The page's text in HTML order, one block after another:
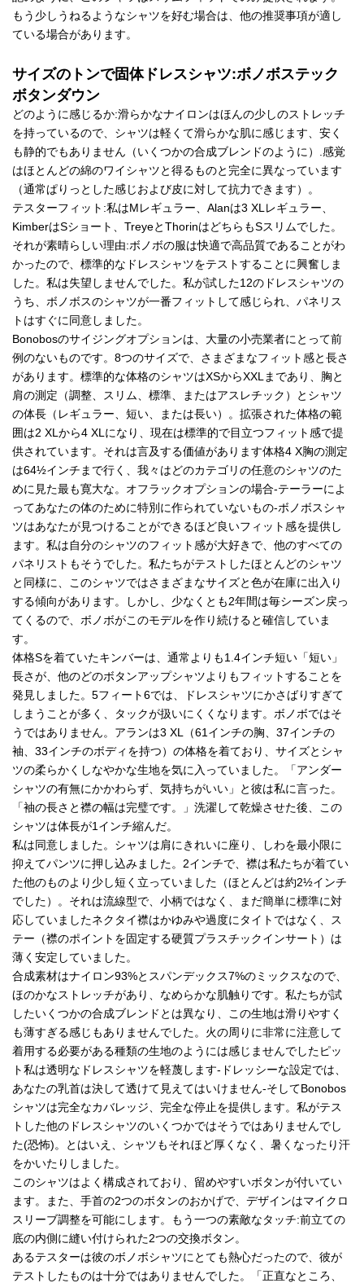
もう少しうねるようなシャツを好む場合は、他の推奨事項が適し
ている場合があります。
サイズのトンで固体ドレスシャツ:ボノボステック
ボタンダウン
どのように感じるか:滑らかなナイロンはほんの少しのストレッチ
を持っているので、シャツは軽くて滑らかな肌に感じます、安く
も静的でもありません（いくつかの合成ブレンドのように）.感覚
はほとんどの綿のワイシャツと得るものと完全に異なっています
（通常ぱりっとした感じおよび皮に対して抗力できます）。
テスターフィット:私はMレギュラー、Alanは3 XLレギュラー、
KimberはSショート、TreyeとThorinはどちらもSスリムでした。
それが素晴らしい理由:ボノボの服は快適で高品質であることがわ
かったので、標準的なドレスシャツをテストすることに興奮しま
した。私は失望しませんでした。私が試した12のドレスシャツの
うち、ボノボスのシャツが一番フィットして感じられ、パネリス
トはすぐに同意しました。
Bonobosのサイジングオプションは、大量の小売業者にとって前
例のないものです。8つのサイズで、さまざまなフィット感と長さ
があります。標準的な体格のシャツはXSからXXLまであり、胸と
肩の測定（調整、スリム、標準、またはアスレチック）とシャツ
の体長（レギュラー、短い、または長い）。拡張された体格の範
囲は2 XLから4 XLになり、現在は標準的で目立つフィット感で提
供されています。それは言及する価値があります体格4 X胸の測定
は64½インチまで行く、我々はどのカテゴリの任意のシャツのた
めに見た最も寛大な。オフラックオプションの場合-テーラーによ
ってあなたの体のために特別に作られていないもの-ボノボスシャ
ツはあなたが見つけることができるほど良いフィット感を提供し
ます。私は自分のシャツのフィット感が大好きで、他のすべての
パネリストもそうでした。私たちがテストしたほとんどのシャツ
と同様に、このシャツではさまざまなサイズと色が在庫に出入り
する傾向があります。しかし、少なくとも2年間は毎シーズン戻っ
てくるので、ボノボがこのモデルを作り続けると確信していま
す。
体格Sを着ていたキンバーは、通常よりも1.4インチ短い「短い」
長さが、他のどのボタンアップシャツよりもフィットすることを
発見しました。5フィート6では、ドレスシャツにかさばりすぎて
しまうことが多く、タックが扱いにくくなります。ボノボではそ
うではありません。アランは3 XL（61インチの胸、37インチの
袖、33インチのボディを持つ）の体格を着ており、サイズとシャ
ツの柔らかくしなやかな生地を気に入っていました。「アンダー
シャツの有無にかかわらず、気持ちがいい」と彼は私に言った。
「袖の長さと襟の幅は完璧です。」洗濯して乾燥させた後、この
シャツは体長が1インチ縮んだ。
私は同意しました。シャツは肩にきれいに座り、しわを最小限に
抑えてパンツに押し込みました。2インチで、襟は私たちが着てい
た他のものより少し短く立っていました（ほとんどは約2½インチ
でした）。それは流線型で、小柄ではなく、まだ簡単に標準に対
応していましたネクタイ襟はかゆみや過度にタイトではなく、ス
テー（襟のポイントを固定する硬質プラスチックインサート）は
薄く安定していました。
合成素材はナイロン93%とスパンデックス7%のミックスなので、
ほのかなストレッチがあり、なめらかな肌触りです。私たちが試
したいくつかの合成ブレンドとは異なり、この生地は滑りやすく
も薄すぎる感じもありませんでした。火の周りに非常に注意して
着用する必要がある種類の生地のようには感じませんでしたピッ
ト私は透明なドレスシャツを軽蔑します-ドレッシーな設定では、
あなたの乳首は決して透けて見えてはいけません-そしてBonobos
シャツは完全なカバレッジ、完全な停止を提供します。私がテス
トした他のドレスシャツのいくつかではそうではありませんでし
た(恐怖)。とはいえ、シャツもそれほど厚くなく、暑くなったり汗
をかいたりしました。
このシャツはよく構成されており、留めやすいボタンが付いてい
ます。また、手首の2つのボタンのおかげで、デザインはマイクロ
スリーブ調整を可能にします。もう一つの素敵なタッチ:前立ての
底の内側に縫い付けられた2つの交換ボタン。
あるテスターは彼のボノボシャツにとても熱心だったので、彼が
テストしたものは十分ではありませんでした。「正直なところ、